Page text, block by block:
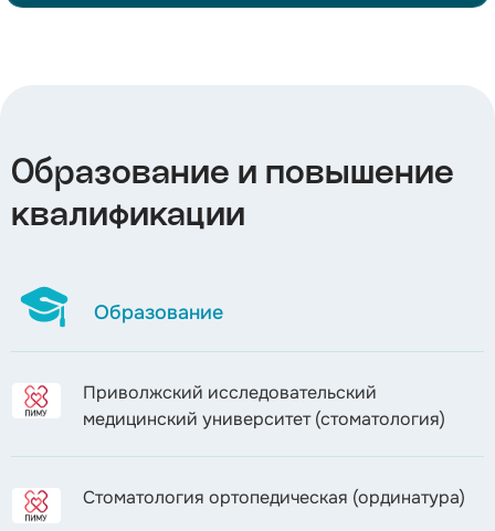
Образование и повышение
квалификации
Образование
Приволжский исследовательский
медицинский университет (стоматология)
Стоматология ортопедическая (ординатура)